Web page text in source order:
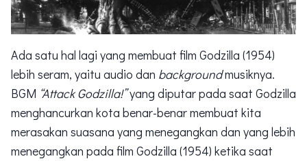
Ada satu hal lagi yang membuat film Godzilla (1954)
lebih seram, yaitu audio dan backgroundmusiknya.
BGM “Attack Godzilla!”yang diputar pada saat Godzilla
menghancurkan kota benar-benar membuat kita
merasakan suasana yang menegangkan dan yang lebih
menegangkan pada film Godzilla (1954) ketika saat